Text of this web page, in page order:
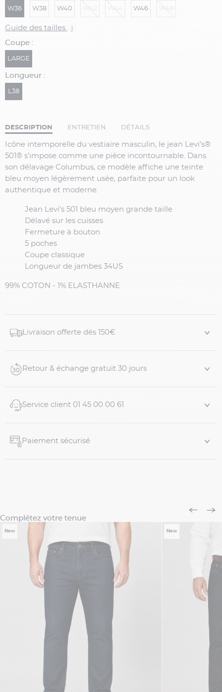
W36 W38 W40 W46
Guide des tailles i
Coupe :
LARGE
Longueur :
L38
DESCRIPTION ENTRETIEN DÉTAILS
Icône intemporelle du vestiaire masculin, le jean Levi’s®
501® s’impose comme une pièce incontournable. Dans
son délavage Columbus, ce modèle affiche une teinte
bleu moyen légèrement usée, parfaite pour un look
authentique et moderne.
Jean Levi's 501 bleu moyen grande taille
Délavé sur les cuisses
Fermeture à bouton
5 poches
Coupe classique
Longueur de jambes 34US
99% COTON - 1% ELASTHANNE
Livraison offerte dés 150€
Retour & échange gratuit 30 jours
Service client 01 45 00 00 61
Paiement sécurisé
Complétez votre tenue
New New